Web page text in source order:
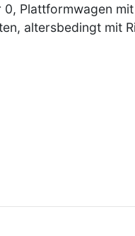
0, Plattformwagen
altersbedingt mit